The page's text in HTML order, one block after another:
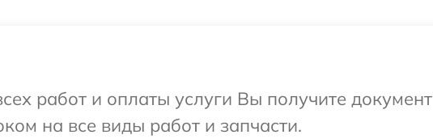
работ и оплаты услуги Вы получите
на все виды работ и запчасти.